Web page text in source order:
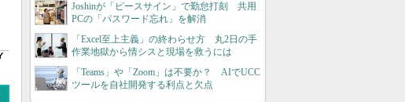
Joshinが「ピースサイン」で勤怠打刻 共用
PCの「パスワード忘れ」を解消
「Excel至上主義」の終わらせ方 丸2日の手
作業地獄から情シスと現場を救うには
「Teams」や「Zoom」は不要か？ AIでUCC
ツールを自社開発する利点と欠点